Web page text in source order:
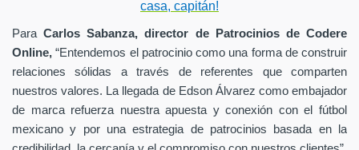
casa, capitán!
ParaCarlos Sabanza, director de Patrocinios de Codere
Online, “Entendemos el patrocinio como una forma de construir
relaciones sólidas a través de referentes que comparten
nuestros valores. La llegada de Edson Álvarez como embajador
de marca refuerza nuestra apuesta y conexión con el fútbol
mexicano y por una estrategia de patrocinios basada en la